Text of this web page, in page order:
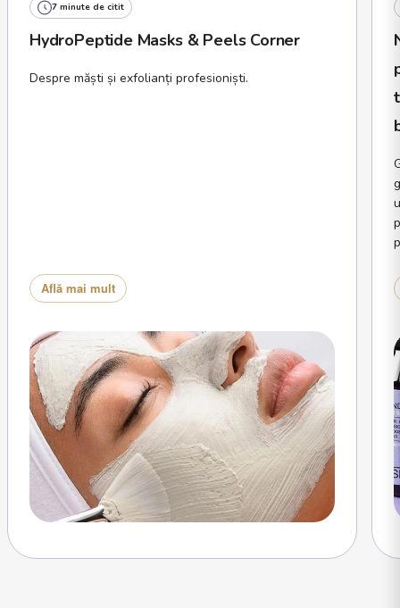
7 minute de citit
HydroPeptide Masks & Peels Corner
Despre măști și exfolianți profesioniști.
Află mai mult